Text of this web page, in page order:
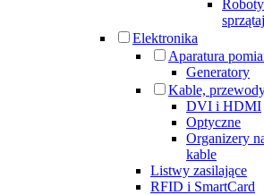
Roboty
Elektronika
Aparatura
Generatory
Kable,
DVI i HDMI
Optyczne
Organizery
kable
Listwy zasilające
RFID i SmartCard